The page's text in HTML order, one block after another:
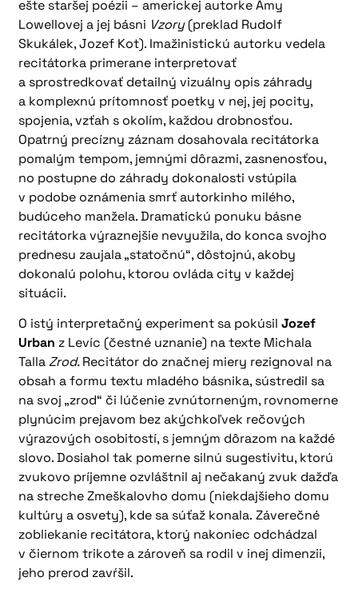
ešte staršej poézii – americkej autorke Amy
Lowellovej a jej básni Vzory(preklad Rudolf
Skukálek, Jozef Kot). Imažinistickú autorku vedela
recitátorka primerane interpretovať
a sprostredkovať detailný vizuálny opis záhrady
a komplexnú prítomnosť poetky v nej, jej pocity,
spojenia, vzťah s okolím, každou drobnosťou.
Opatrný precízny záznam dosahovala recitátorka
pomalým tempom, jemnými dôrazmi, zasnenosťou,
no postupne do záhrady dokonalosti vstúpila
v podobe oznámenia smrť autorkinho milého,
budúceho manžela. Dramatickú ponuku básne
recitátorka výraznejšie nevyužila, do konca svojho
prednesu zaujala „statočnú“, dôstojnú, akoby
dokonalú polohu, ktorou ovláda city v každej
situácii.
O istý interpretačný experiment sa pokúsilJozef
Urban z Levíc (čestné uznanie) na texte Michala
Talla Zrod.Recitátor do značnej miery rezignoval na
obsah a formu textu mladého básnika, sústredil sa
na svoj „zrod“ či lúčenie zvnútorneným, rovnomerne
plynúcim prejavom bez akýchkoľvek rečových
výrazových osobitostí, s jemným dôrazom na každé
slovo. Dosiahol tak pomerne silnú sugestivitu, ktorú
zvukovo príjemne ozvláštnil aj nečakaný zvuk dažďa
na streche Zmeškalovho domu (niekdajšieho domu
kultúry a osvety), kde sa súťaž konala. Záverečné
zobliekanie recitátora, ktorý nakoniec odchádzal
v čiernom trikote a zároveň sa rodil v inej dimenzii,
jeho prerod zavŕšil.